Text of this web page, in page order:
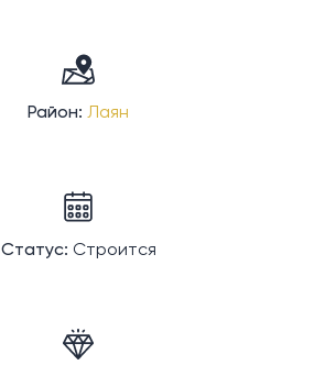
Район: Лаян
Статус: Строится